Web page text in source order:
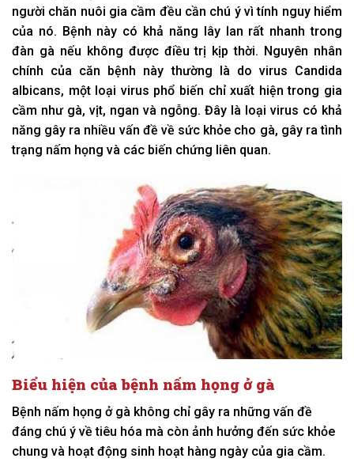
người chăn nuôi gia cầm đều cần chú ý vì tính nguy hiểm
của nó. Bệnh này có khả năng lây lan rất nhanh trong
đàn gà nếu không được điều trị kịp thời. Nguyên nhân
chính của căn bệnh này thường là do virus Candida
albicans, một loại virus phổ biến chỉ xuất hiện trong gia
cầm như gà, vịt, ngan và ngỗng. Đây là loại virus có khả
năng gây ra nhiều vấn đề về sức khỏe cho gà, gây ra tình
trạng nấm họng và các biến chứng liên quan.
Biểu hiện của bệnh nấm họng ở gà
Bệnh nấm họng ở gà không chỉ gây ra những vấn đề
đáng chú ý về tiêu hóa mà còn ảnh hưởng đến sức khỏe
chung và hoạt động sinh hoạt hàng ngày của gia cầm.